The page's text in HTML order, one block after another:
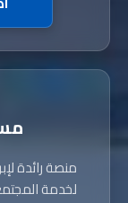
منصة رائدة
لخدمة